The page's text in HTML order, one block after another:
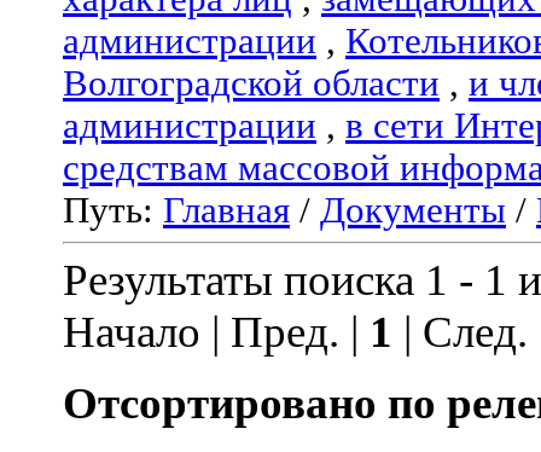
администрации ,
Волгоградской области , и
администрации , в сети
средствам массовой
Путь: Главная / Документы /
Результаты поиска 1 - 1
Начало | Пред. | 1 |
Отсортировано по